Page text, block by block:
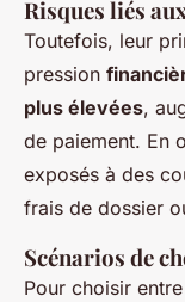
Risques liés
Toutefois, leur
pression
plus élevées,
de paiement. En
exposés à des
frais de dossier
Scénarios de
Pour choisir